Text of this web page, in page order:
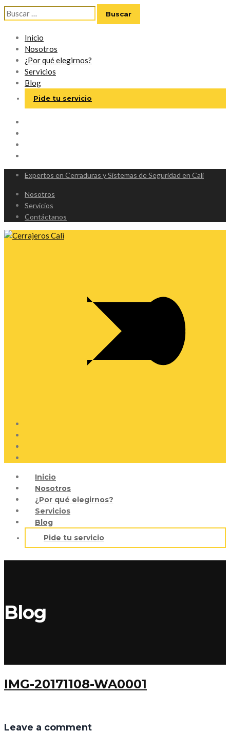
Buscar:
Inicio
Nosotros
¿Por qué elegirnos?
Servicios
Blog
Pide tu servicio
Expertos en Cerraduras y Sistemas de Seguridad en Cali
Nosotros
Servicios
Contáctanos
Inicio
Nosotros
¿Por qué elegirnos?
Servicios
Blog
Pide tu servicio
Blog
IMG-20171108-WA0001
Leave a comment